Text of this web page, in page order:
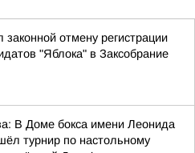
законной отмену регистрации
"Яблока" в Заксобрание
В Доме бокса имени Леонида
турнир по настольному